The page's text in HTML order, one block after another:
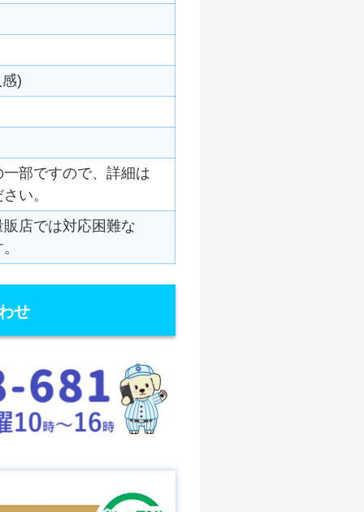
)
部ですので、詳細は
い。
店では対応困難な
せ